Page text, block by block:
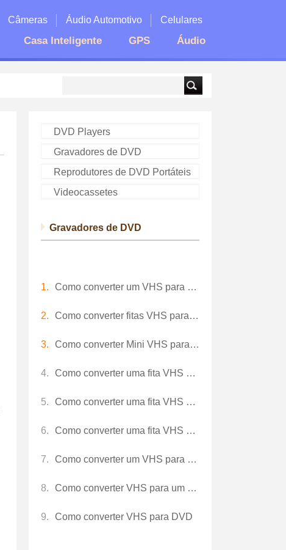
Câmeras Áudio Automotivo Celulares
Casa Inteligente GPS Áudio
DVD Players
Gravadores de DVD
Reprodutores de DVD Portáteis
Videocassetes
Gravadores de DVD
Como converter um VHS para um gravador de DVD
Como converter fitas VHS para o computador download para gravar em DVD
Como converter Mini VHS para DVD
Como converter uma fita VHS para um DVD em um Mac
Como converter uma fita VHS para DVD
Como converter uma fita VHS para Camcorder
Como converter um VHS para DVD Cabo
Como converter VHS para um PC
Como converter VHS para DVD